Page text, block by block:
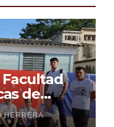
de
HERRERA